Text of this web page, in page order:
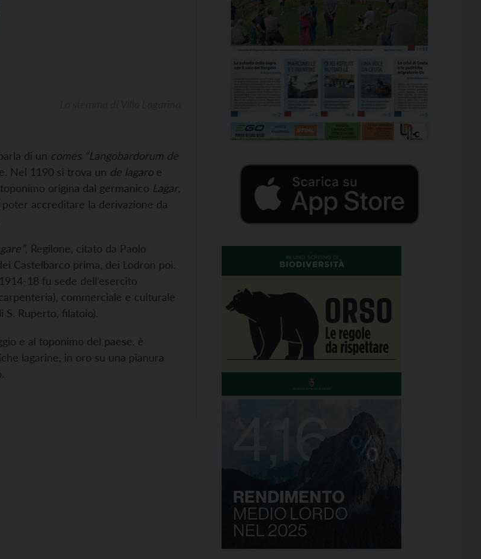
di un comes “Langobardorum de
Nel 1190 si trova un de lagaro e
origina dal germanico Lagar,
accreditare la derivazione da
, Regilone, citato da Paolo
Castelbarco prima, dei Lodron poi.
18 fu sede dell’esercito
commerciale e culturale
S. Ruperto, filatoio).
e al toponimo del paese. è
lagarine, in oro su una pianura